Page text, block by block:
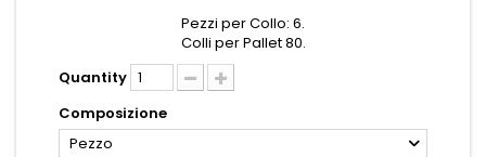
Pezzi per Collo: 6.
Colli per Pallet 80.
Quantity
Composizione
Pezzo